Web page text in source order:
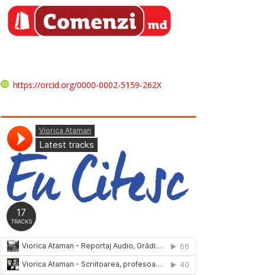
https://orcid.org/0000-0002-5159-262X